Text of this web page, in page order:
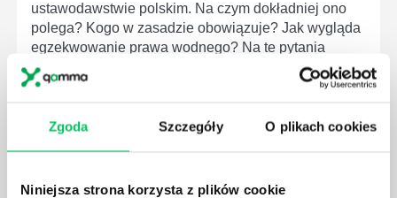
Zgoda Szczegóły O plikach cookies
Niniejsza strona korzysta z plików cookie
ustawodawstwie polskim. Na czym dokładniej ono
polega? Kogo w zasadzie obowiązuje? Jak wygląda
egzekwowanie prawa wodnego? Na te pytania
odpowiemy pokrótce poniżej.
GDZIE MOŻEMY ZAPOZNAĆ SIĘ Z